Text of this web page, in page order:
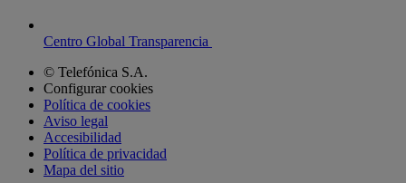
Centro Global Transparencia
© Telefónica S.A.
Configurar cookies
Política de cookies
Aviso legal
Accesibilidad
Política de privacidad
Mapa del sitio